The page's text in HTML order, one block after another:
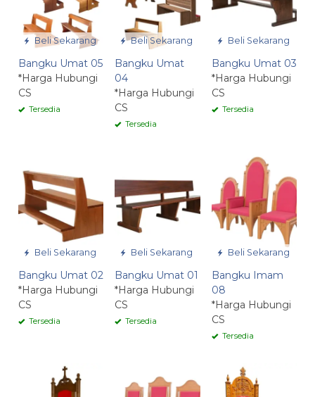
Beli Sekarang
Bangku Umat 05
*Harga Hubungi
CS
Tersedia
Beli Sekarang
Bangku Umat
04
*Harga Hubungi
CS
Tersedia
Beli Sekarang
Bangku Umat 03
*Harga Hubungi
CS
Tersedia
Beli Sekarang
Bangku Umat 02
*Harga Hubungi
CS
Tersedia
Beli Sekarang
Bangku Umat 01
*Harga Hubungi
CS
Tersedia
Beli Sekarang
Bangku Imam
08
*Harga Hubungi
CS
Tersedia